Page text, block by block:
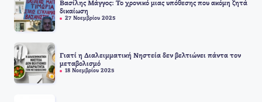
Βασίλης Μάγγος: Το χρονικό μιας υπόθεσης που ακόμη ζητά
δικαίωση
27 Νοεμβρίου 2025
Γιατί η Διαλειμματική Νηστεία δεν βελτιώνει πάντα τον
μεταβολισμό
18 Νοεμβρίου 2025